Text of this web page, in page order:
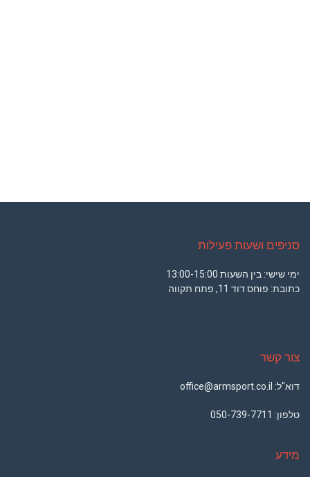
סניפים ושעות פעילות
ימי שישי: בין השעות 13:00-15:00
כתובת: פוחס דוד 11, פתח תקווה
צור קשר
דוא"ל: office@armsport.co.il
טלפון: 050-739-7711
מידע